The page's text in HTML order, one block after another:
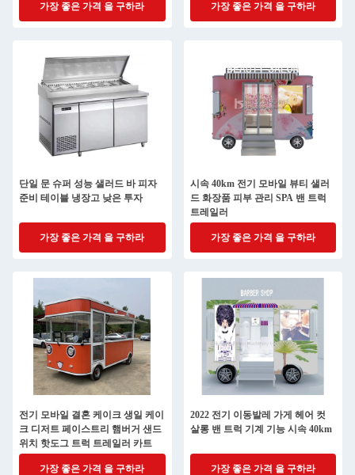
가장 좋은 가격 을 구하라 가장 좋은 가격 을 구하라
단일 문 슈퍼 성능 샐러드 바 피자
준비 테이블 냉장고 낮은 투자
가장 좋은 가격 을 구하라
시속 40km 전기 모바일 뷰티 샐러
드 화장품 피부 관리 SPA 밴 트럭
트레일러
가장 좋은 가격 을 구하라
전기 모바일 결혼 케이크 생일 케이
크 디저트 페이스트리 햄버거 샌드
위치 핫도그 트럭 트레일러 카트
가장 좋은 가격 을 구하라
2022 전기 이동발레 가게 헤어 컷
살롱 밴 트럭 기계 기능 시속 40km
가장 좋은 가격 을 구하라